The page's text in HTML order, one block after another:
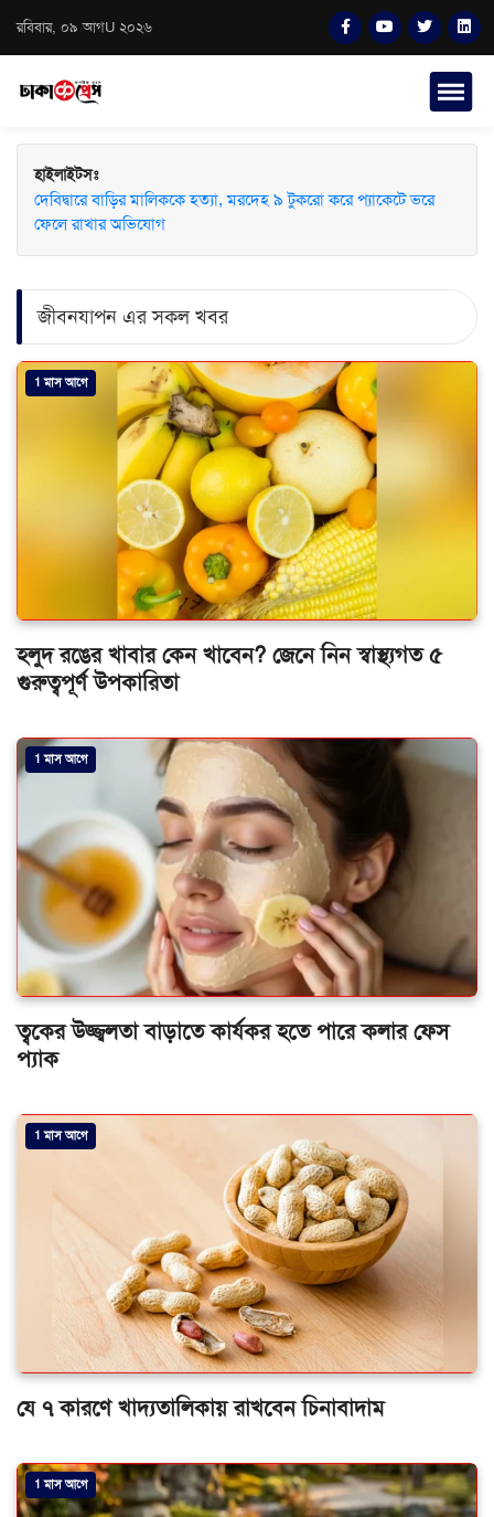
রবিবার, ০৯ আগU ২০২৬
হাইলাইটসঃ
দেবিদ্বারে বাড়ির মালিককে হত্যা, মরদেহ ৯ টুকরো করে প্যাকেটে ভরে
ফেলে রাখার অভিযোগ
সাংবাদিক সুরক্ষা আইন প্রণয়নে সরকারকে ৩ মাসের আল্টিমেটাম
জীবনযাপন এর সকল খবর
1 মাস আগে
হলুদ রঙের খাবার কেন খাবেন? জেনে নিন স্বাস্থ্যগত ৫
গুরুত্বপূর্ণ উপকারিতা
1 মাস আগে
ত্বকের উজ্জ্বলতা বাড়াতে কার্যকর হতে পারে কলার ফেস
প্যাক
1 মাস আগে
যে ৭ কারণে খাদ্যতালিকায় রাখবেন চিনাবাদাম
1 মাস আগে